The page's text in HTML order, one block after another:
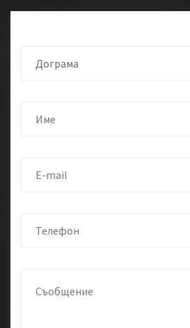
Дограма